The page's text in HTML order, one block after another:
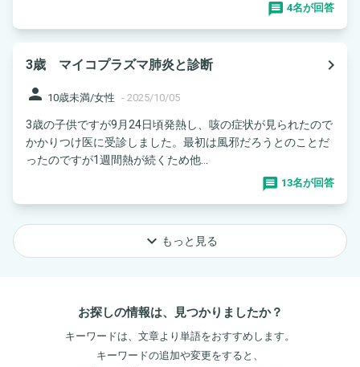
4名が回答
3歳 マイコプラズマ肺炎と診断
navigate_next
person 10歳未満/女性 - 2025/10/05
3歳の子供ですが9月24日頃発熱し、咳の症状が見られたので
かかりつけ医に受診しました。最初は風邪だろうとのことだ
ったのですが1週間熱が続くため他...
13名が回答
keyboard_arrow_down もっと見る
お探しの情報は、見つかりましたか？
キーワードは、文章より単語をおすすめします。
キーワードの追加や変更をすると、